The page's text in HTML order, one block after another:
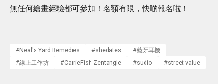
無任何繪畫經驗都可參加！名額有限，快啲報名啦！
#Neal's Yard Remedies #shedates #藍牙耳機
#線上工作坊 #CarrieFish Zentangle #sudio #street value